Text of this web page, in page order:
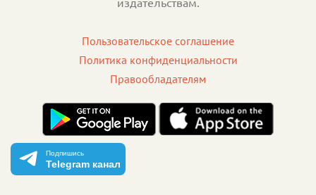
издательствам.
Пользовательское соглашение
Политика конфиденциальности
Правообладателям
Подпишись
Telegram канал